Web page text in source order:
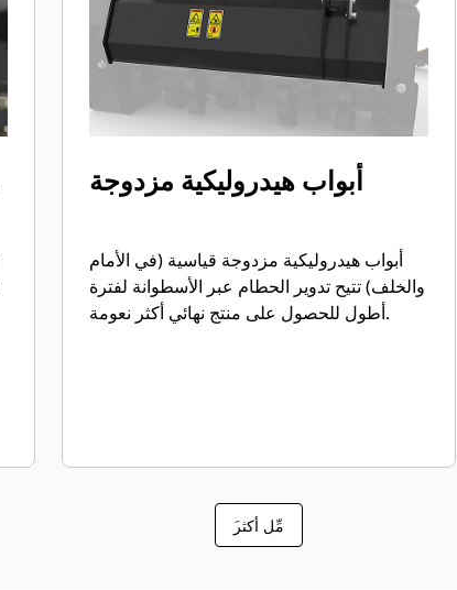
أبواب هيدروليكية مزدوجة
أبواب هيدروليكية مزدوجة قياسية (في الأمام
والخلف) تتيح تدوير الحطام عبر الأسطوانة لفترة
أطول للحصول على منتج نهائي أكثر نعومة.
َمِّل أكثر